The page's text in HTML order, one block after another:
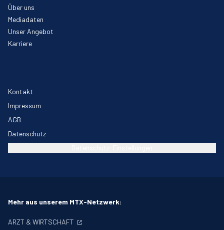
Über uns
Mediadaten
Unser Angebot
Karriere
Kontakt
Impressum
AGB
Datenschutz
Mehr aus unserem MTX-Netzwerk:
ARZT & WIRTSCHAFT